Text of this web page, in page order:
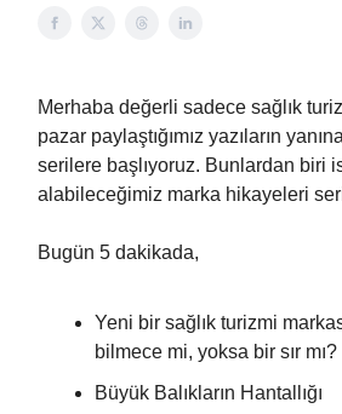
Merhaba değerli sadece sağlık
pazar paylaştığımız yazıların
serilere başlıyoruz. Bunlardan biri
alabileceğimiz marka hikayeleri
Bugün 5 dakikada,
Yeni bir sağlık turizmi
bilmece mi, yoksa bir sır mı?
Büyük Balıkların Hantallığı